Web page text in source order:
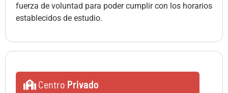
fuerza de voluntad para poder cumplir con los horarios
establecidos de estudio.
Centro Privado